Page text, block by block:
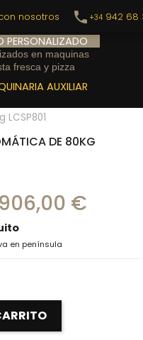
nosotros call +34 942 68
PERSONALIZADO
en maquinas
fresca y pizza
AUXILIAR
DE 80KG
€
en península